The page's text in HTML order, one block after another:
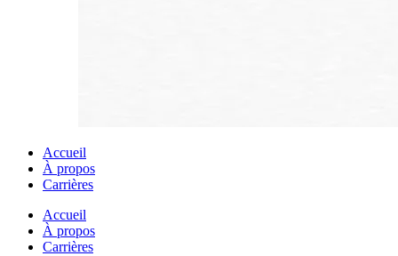
Accueil
À propos
Carrières
Accueil
À propos
Carrières